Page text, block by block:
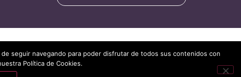
seguir navegando para poder disfrutar de todos sus contenidos con
Política de Cookies.